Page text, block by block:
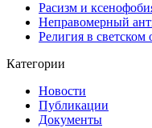
Расизм и
Неправомерный
Религия в светском
Категории
Новости
Публикации
Документы